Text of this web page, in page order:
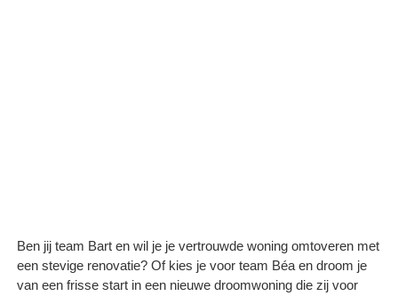
Ben jij team Bart en wil je je vertrouwde woning omtoveren met
een stevige renovatie? Of kies je voor team Béa en droom je
van een frisse start in een nieuwe droomwoning die zij voor